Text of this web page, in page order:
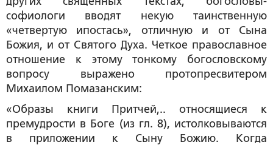
софиологи вводят некую таинственную
«четвертую ипостась», отличную и от Сына
Божия, и от Святого Духа. Четкое православное
отношение к этому тонкому богословскому
вопросу выражено протопресвитером
Михаилом Помазанским:
«Образы книги Притчей,.. относящиеся к
премудрости в Боге (из гл. 8), истолковываются
в приложении к Сыну Божию. Когда